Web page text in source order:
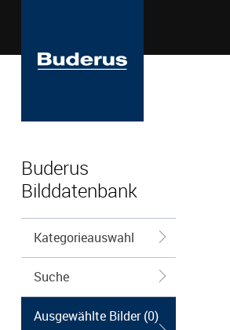
Buderus
Bilddatenbank
Kategorieauswahl
Suche
Ausgewählte Bilder (0)